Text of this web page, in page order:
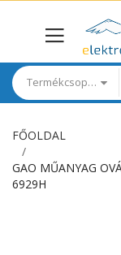
Termékcsoportok
FŐOLDAL
GAO MŰANYAG
6929H